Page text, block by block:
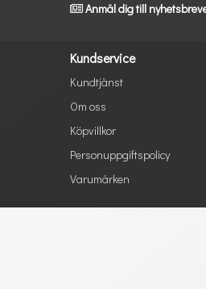
Anmäl dig till
Kundservice
Kundtjänst
Om oss
Köpvillkor
Personuppgiftspolicy
Varumärken